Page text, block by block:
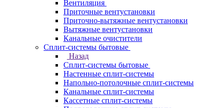
Вентиляция
Приточные вентустановки
Приточно-вытяжные вентустановки
Вытяжные вентустановки
Канальные очистители
Сплит-системы бытовые
Назад
Сплит-системы бытовые
Настенные сплит-системы
Напольно-потолочные сплит-системы
Канальные сплит-системы
Кассетные сплит-системы